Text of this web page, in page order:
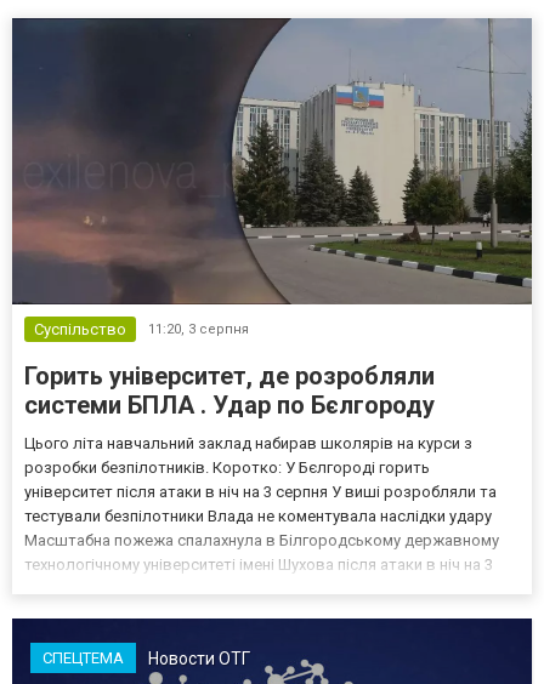
Суспільство 11:20, 3 серпня
Горить університет, де розробляли
системи БПЛА . Удар по Бєлгороду
Цього літа навчальний заклад набирав школярів на курси з
розробки безпілотників. Коротко: У Бєлгороді горить
університет після атаки в ніч на 3 серпня У виші розробляли та
тестували безпілотники Влада не коментувала наслідки удару
Масштабна пожежа спалахнула в Білгородському державному
технологічному університеті імені Шухова після атаки в ніч на 3
СПЕЦТЕМА Новости ОТГ